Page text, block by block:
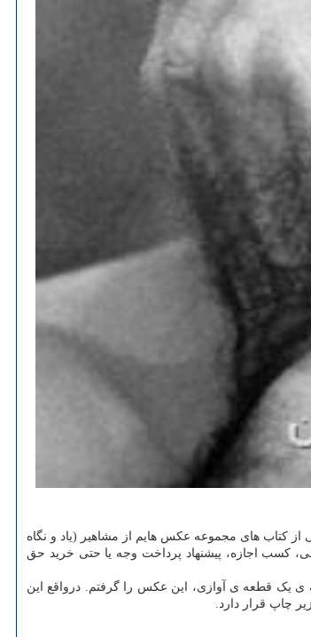
کتاب های مجموعه عکس هایم از مشاهیر (یاد و نگاه
کسب اجازه، پیشنهاد پرداخت وجه یا حتی خرید حق
بودیم، هنگام زمزمه ی یک قطعه ی آوازی، این عکس را گرفتم. درواقع این